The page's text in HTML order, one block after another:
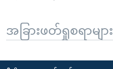
အခြားဖတ်ရှုစရာများ